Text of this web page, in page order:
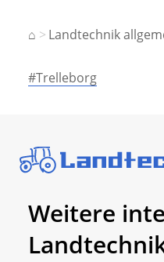
⌂ Landtechnik
#Trelleborg
Weitere